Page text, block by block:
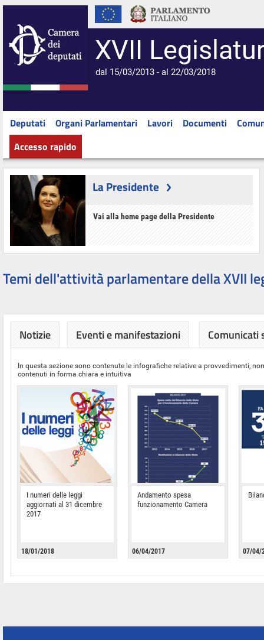
XVII
dal 15/03/2013 - al 22/03/2018
Deputati Organi Parlamentari Lavori Documenti
Accesso rapido
La Presidente
Vai alla home page della Presidente
Temi dell'attività parlamentare della XVII
Notizie Eventi e manifestazioni Comunicati
In questa sezione sono contenute le infografiche relative a provvedimenti,
contenuti in forma chiara e intuitiva
I numeri delle leggi
aggiornati al 31 dicembre
2017
18/01/2018
Andamento spesa
funzionamento Camera
06/04/2017 07/04/